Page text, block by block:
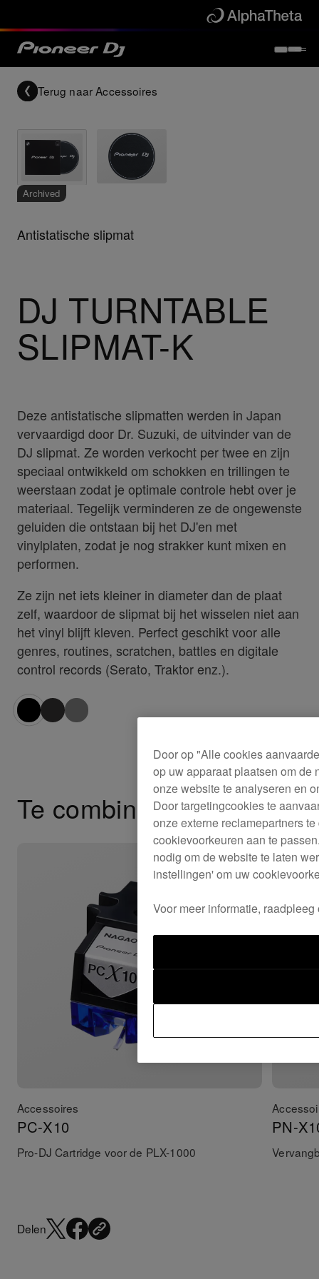
Terug naarAccessoires
Archived
Antistatische slipmat
DJ TURNTABLE
SLIPMAT-K
Deze antistatische slipmatten werden in Japan
vervaardigd door Dr. Suzuki, de uitvinder van de
DJ slipmat. Ze worden verkocht per twee en zijn
speciaal ontwikkeld om schokken en trillingen te
weerstaan zodat je optimale controle hebt over je
materiaal. Tegelijk verminderen ze de ongewenste
geluiden die ontstaan bij het DJ'en met
vinylplaten, zodat je nog strakker kunt mixen en
performen.
Ze zijn net iets kleiner in diameter dan de plaat
zelf, waardoor de slipmat bij het wisselen niet aan
het vinyl blijft kleven. Perfect geschikt voor alle
genres, routines, scratchen, battles en digitale
control records (Serato, Traktor enz.).
Te combineren met
Accessoires
PC-X10
Pro-DJ Cartridge voor de PLX-1000
PN-
Delen
Door op "Alle cookies
op uw apparaat plaatsen om de
onze website te analyseren en
Door targetingcookies te
onze externe reclamepartners
cookievoorkeuren aan te
nodig om de website te laten
instellingen' om uw
Voor meer informatie,